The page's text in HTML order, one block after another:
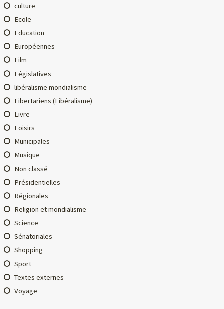
culture
Ecole
Education
Européennes
Film
Législatives
libéralisme mondialisme
Libertariens (Libéralisme)
Livre
Loisirs
Municipales
Musique
Non classé
Présidentielles
Régionales
Religion et mondialisme
Science
Sénatoriales
Shopping
Sport
Textes externes
Voyage